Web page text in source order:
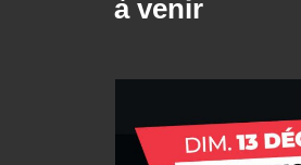
à venir